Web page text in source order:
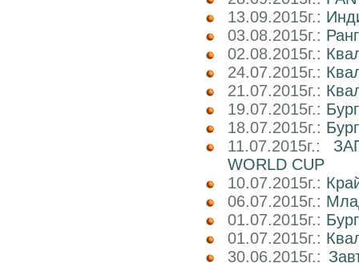
13.09.2015г.:
03.08.2015г.:
02.08.2015г.:
24.07.2015г.:
21.07.2015г.:
19.07.2015г.:
18.07.2015г.:
11.07.2015г.:
WORLD CUP
10.07.2015г.:
06.07.2015г.:
01.07.2015г.:
01.07.2015г.:
30.06.2015г.: